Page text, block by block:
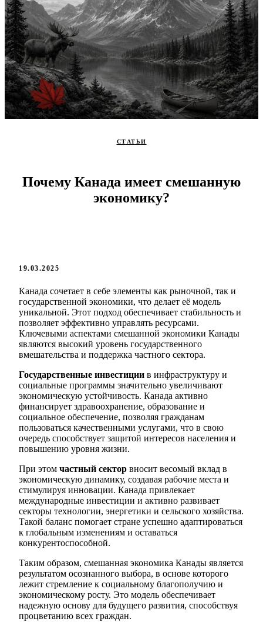
СТАТЬИ
Почему Канада имеет смешанную
экономику?
19.03.2025
Канада сочетает в себе элементы как рыночной, так и
государственной экономики, что делает её модель
уникальной. Этот подход обеспечивает стабильность и
позволяет эффективно управлять ресурсами.
Ключевыми аспектами смешанной экономики Канады
являются высокий уровень государственного
вмешательства и поддержка частного сектора.
Государственные инвестиции в инфраструктуру и
социальные программы значительно увеличивают
экономическую устойчивость. Канада активно
финансирует здравоохранение, образование и
социальное обеспечение, позволяя гражданам
пользоваться качественными услугами, что в свою
очередь способствует защитой интересов населения и
повышению уровня жизни.
При этом частный сектор вносит весомый вклад в
экономическую динамику, создавая рабочие места и
стимулируя инновации. Канада привлекает
международные инвестиции и активно развивает
секторы технологии, энергетики и сельского хозяйства.
Такой баланс помогает стране успешно адаптироваться
к глобальным изменениям и оставаться
конкурентоспособной.
Таким образом, смешанная экономика Канады является
результатом осознанного выбора, в основе которого
лежит стремление к социальному благополучию и
экономическому росту. Это модель обеспечивает
надежную основу для будущего развития, способствуя
процветанию всех граждан.